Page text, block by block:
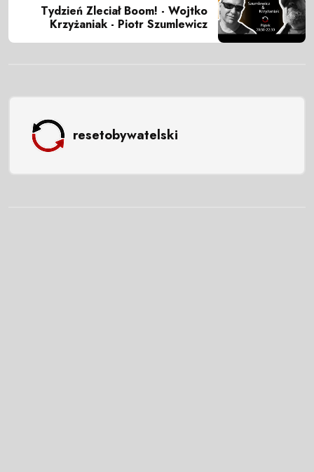
Tydzień Zleciał Boom! - Wojtko
Krzyżaniak - Piotr Szumlewicz
resetobywatelski